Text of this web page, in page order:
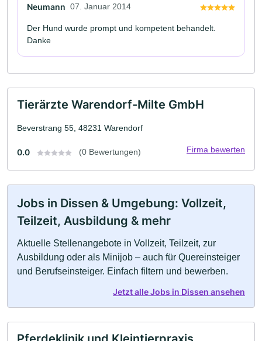
Neumann 07. Januar 2014
Der Hund wurde prompt und kompetent behandelt.
Danke
Tierärzte Warendorf-Milte GmbH
Beverstrang 55, 48231 Warendorf
0.0 (0 Bewertungen) Firma bewerten
Jobs in Dissen & Umgebung: Vollzeit,
Teilzeit, Ausbildung & mehr
Aktuelle Stellenangebote in Vollzeit, Teilzeit, zur
Ausbildung oder als Minijob – auch für Quereinsteiger
und Berufseinsteiger. Einfach filtern und bewerben.
Jetzt alle Jobs in Dissen ansehen